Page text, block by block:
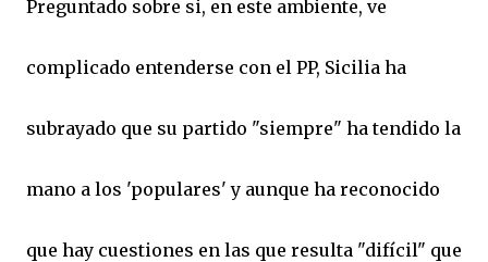
Preguntado sobre si, en este ambiente, ve
complicado entenderse con el PP, Sicilia ha
subrayado que su partido "siempre" ha tendido la
mano a los 'populares' y aunque ha reconocido
que hay cuestiones en las que resulta "difícil" que